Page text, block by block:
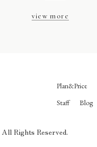
view more
Plan&Price
Staff
Blog
All Rights Reserved.